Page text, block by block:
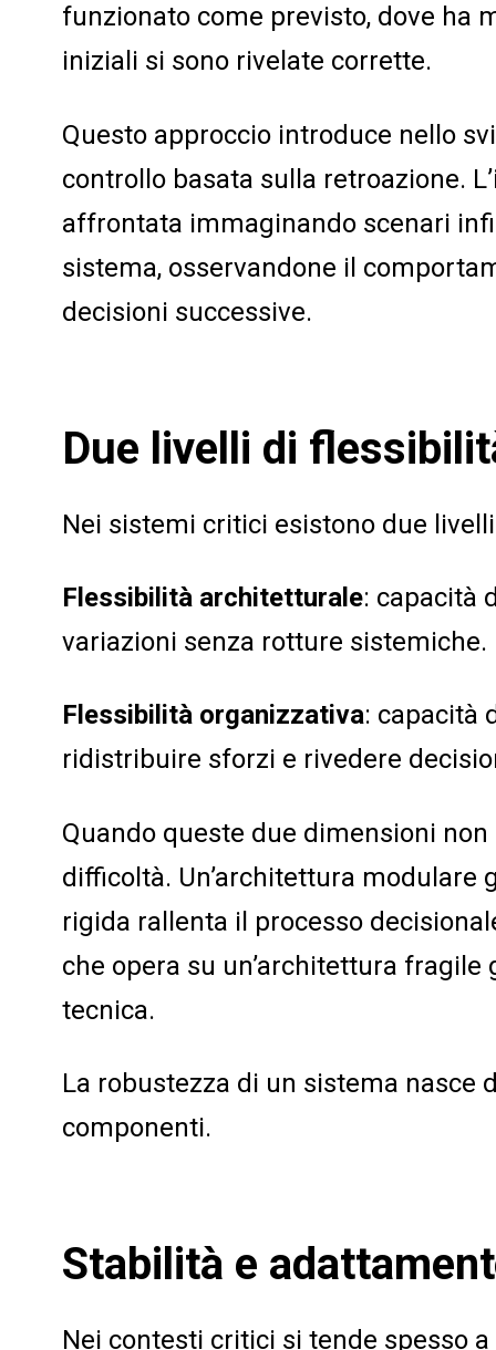
funzionato come previsto, dove ha
iniziali si sono rivelate corrette.
Questo approccio introduce nello
controllo basata sulla retroazione.
affrontata immaginando scenari
sistema, osservandone il
decisioni successive.
Due livelli di
Nei sistemi critici esistono due
Flessibilità architetturale: capacità
variazioni senza rotture sistemiche.
Flessibilità organizzativa: capacità
ridistribuire sforzi e rivedere
Quando queste due dimensioni
difficoltà. Un’architettura modulare
rigida rallenta il processo
che opera su un’architettura
tecnica.
La robustezza di un sistema nasce
componenti.
Stabilità e
Nei contesti critici si tende spesso